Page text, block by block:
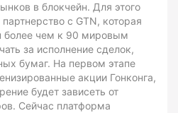
в блокчейн. Для этого
с GTN, которая
более чем к 90 мировым
за исполнение сделок,
бумаг. На первом этапе
акции Гонконга,
будет зависеть от
Сейчас платформа